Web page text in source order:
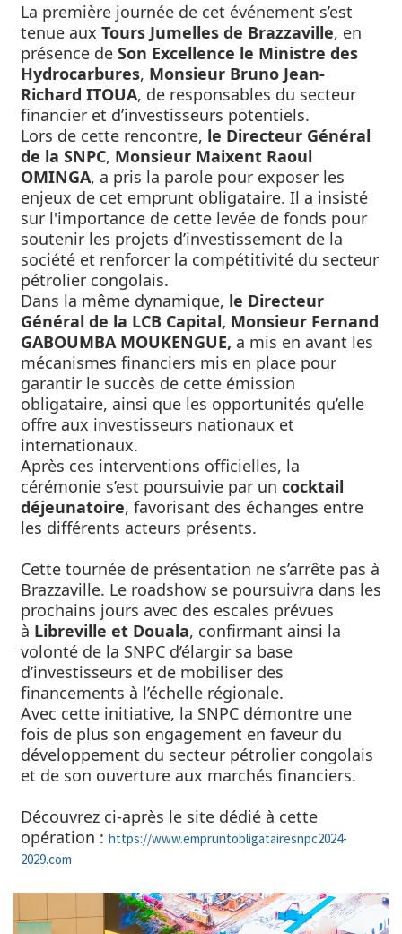
La première journée de cet événement s’est
tenue aux Tours Jumelles de Brazzaville, en
présence de Son Excellence le Ministre des
Hydrocarbures, Monsieur Bruno Jean-
Richard ITOUA, de responsables du secteur
financier et d’investisseurs potentiels.
Lors de cette rencontre, le Directeur Général
de la SNPC, Monsieur Maixent Raoul
OMINGA, a pris la parole pour exposer les
enjeux de cet emprunt obligataire. Il a insisté
sur l'importance de cette levée de fonds pour
soutenir les projets d’investissement de la
société et renforcer la compétitivité du secteur
pétrolier congolais.
Dans la même dynamique, le Directeur
Général de la LCB Capital, Monsieur Fernand
GABOUMBA MOUKENGUE, a mis en avant les
mécanismes financiers mis en place pour
garantir le succès de cette émission
obligataire, ainsi que les opportunités qu’elle
offre aux investisseurs nationaux et
internationaux.
Après ces interventions officielles, la
cérémonie s’est poursuivie par un cocktail
déjeunatoire, favorisant des échanges entre
les différents acteurs présents.
Cette tournée de présentation ne s’arrête pas à
Brazzaville. Le roadshow se poursuivra dans les
prochains jours avec des escales prévues
à Libreville et Douala, confirmant ainsi la
volonté de la SNPC d’élargir sa base
d’investisseurs et de mobiliser des
financements à l’échelle régionale.
Avec cette initiative, la SNPC démontre une
fois de plus son engagement en faveur du
développement du secteur pétrolier congolais
et de son ouverture aux marchés financiers.
Découvrez ci-après le site dédié à cette
opération : https://www.empruntobligatairesnpc2024-
2029.com